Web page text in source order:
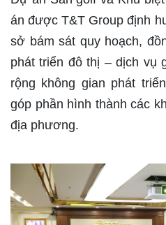
án được T&T Group định
sở bám sát quy hoạch,
phát triển đô thị – dịch vụ
rộng không gian phát
góp phần hình thành các
địa phương.